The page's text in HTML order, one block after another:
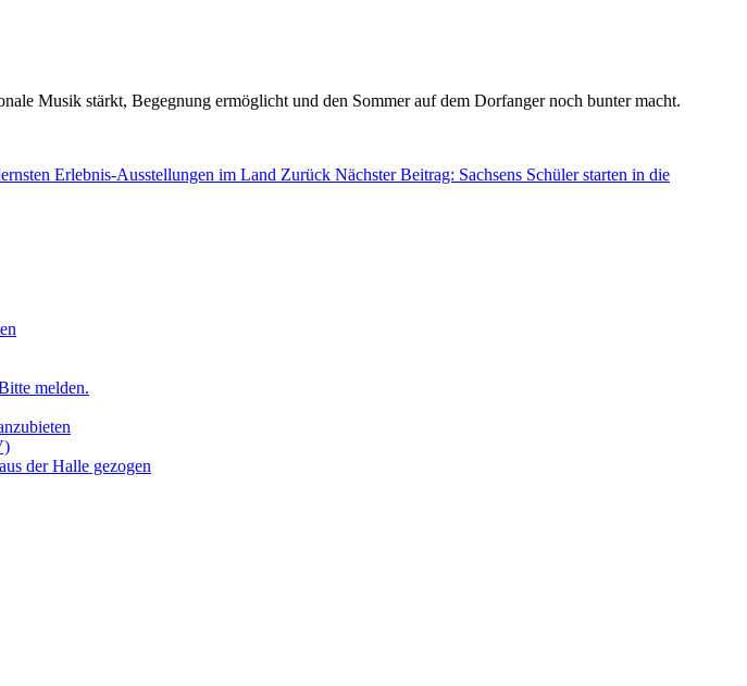
Musik stärkt, Begegnung ermöglicht und den Sommer auf dem Dorfanger noch bunter macht.
Erlebnis-Ausstellungen im Land Zurück Nächster Beitrag: Sachsens Schüler starten in die
melden.
der Halle gezogen